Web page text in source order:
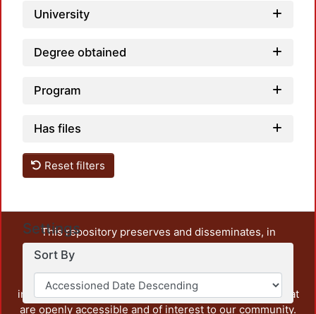
University
Degree obtained
Program
Has files
Reset filters
Settings
Sort By
This repository preserves and disseminates, in
unrestricted open access, the teaching and research
output of UAM Azcapotzalco. It also includes some
administrative and graphic documents from the
institution, as well as content from other institutions that
are openly accessible and of interest to our community.